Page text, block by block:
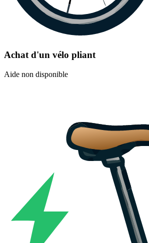
Achat d'un vélo pliant
Aide non disponible